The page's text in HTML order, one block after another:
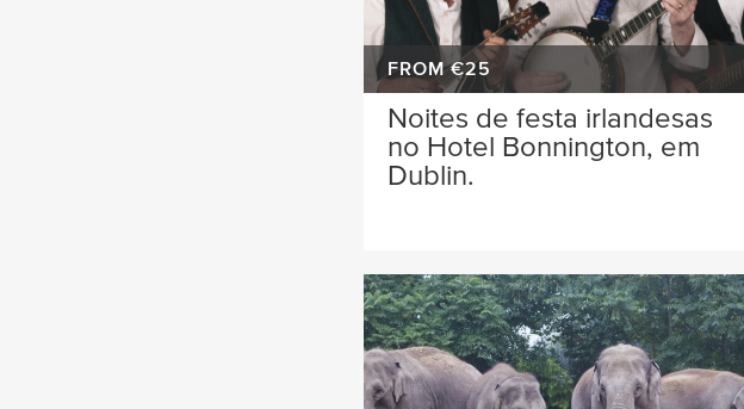
FROM €25
Noites de festa irlandesas
no Hotel Bonnington, em
Dublin.